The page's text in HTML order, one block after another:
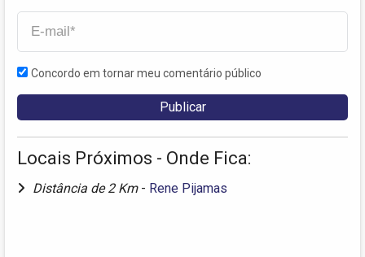
Concordo em tornar meu comentário público
Locais Próximos - Onde Fica:
Distância de 2 Km - Rene Pijamas